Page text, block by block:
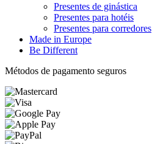
Presentes de ginástica
Presentes para hotéis
Presentes para corredores
Made in Europe
Be Different
Métodos de pagamento seguros